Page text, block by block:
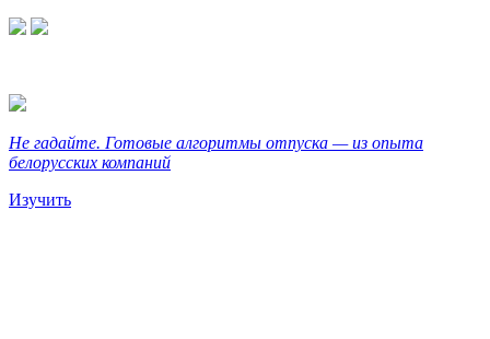
Не гадайте. Готовые алгоритмы отпуска — из опыта
белорусских компаний
Изучить